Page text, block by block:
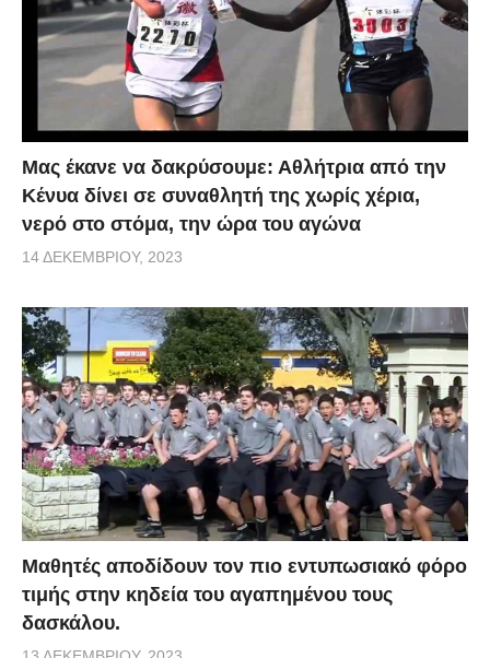
Μας έκανε να δακρύσουμε: Αθλήτρια από την
Κένυα δίνει σε συναθλητή της χωρίς χέρια,
νερό στο στόμα, την ώρα του αγώνα
14 ΔΕΚΕΜΒΡΊΟΥ, 2023
Μαθητές αποδίδουν τον πιο εντυπωσιακό φόρο
τιμής στην κηδεία του αγαπημένου τους
δασκάλου.